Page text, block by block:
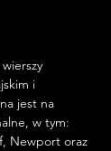
i
jest na
w tym:
Newport oraz